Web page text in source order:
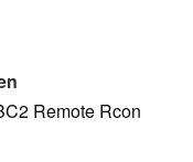
Remote Rcon